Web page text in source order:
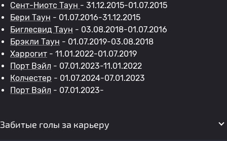
Сент-Ниотс Таун - 31.12.2015-01.07.2015
Бери Таун - 01.07.2016-31.12.2015
Биглесвид Таун - 03.08.2018-01.07.2016
Брэкли Таун - 01.07.2019-03.08.2018
Харрогит - 11.01.2022-01.07.2019
Порт Вэйл - 07.01.2023-11.01.2022
Колчестер - 01.07.2024-07.01.2023
Порт Вэйл - 07.01.2023-
Забитые голы за карьеру